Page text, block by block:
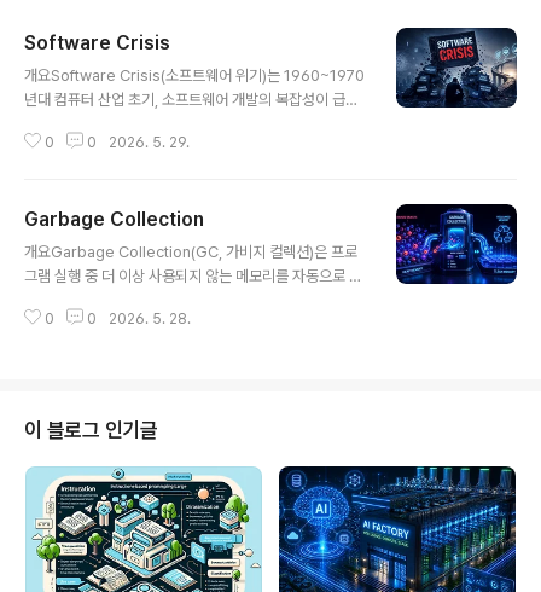
Software Crisis
개요Software Crisis(소프트웨어 위기)는 1960~1970
년대 컴퓨터 산업 초기, 소프트웨어 개발의 복잡성이 급격
의 문제를 의미한다. 하드웨어 성능은 빠르게 발전했지만
ware Engineering)’이라는 새로운 학문 분야가 등장하
게 되었다.1. 개념 및 정의Software Crisis는 소프트웨어
개발이 규모와 복잡성 증가를 감당하지 못해 품질, 비용, 일
징구분설명비교/차별점개발 지연프로젝트 일정 초과초기
0 0 2026. 5. 29.
Garbage Collection
개요Garbage Collection(GC, 가비지 컬렉션)은 프로
그램 실행 중 더 이상 사용되지 않는 메모리를 자동으로 식
이다. 개발자가 직접 메모리를 해제해야 하는 C/C++과 달
C의 성능과 효율성은 전체 시스템 안정성에 큰 영향을 미
친다.1. 개념 및 정의Garbage Collection은 프로그램에
서 더 이상 참조되지 않는 객체를 자동으로 탐지하고 해당
메모리를 회수하는 런타임 메커니즘이다.2. 특징구분설명
비교/차별점자동 메모리 관리개발자 개입 없이 회수수..
0 0 2026. 5. 28.
이 블로그 인기글